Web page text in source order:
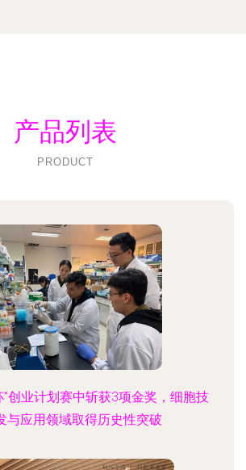
产品列表
PRODUCT
”创业计划赛中斩获3项金奖，细胞技
与应用领域取得历史性突破